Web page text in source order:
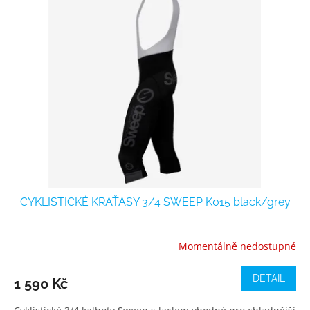
CYKLISTICKÉ KRAŤASY 3/4 SWEEP K015 black/grey
Momentálně nedostupné
1 590 Kč DETAIL